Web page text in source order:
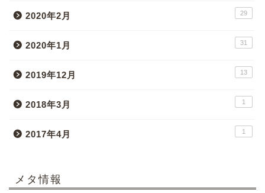
2020年2月 29
2020年1月 31
2019年12月 13
2018年3月 1
2017年4月 1
メタ情報